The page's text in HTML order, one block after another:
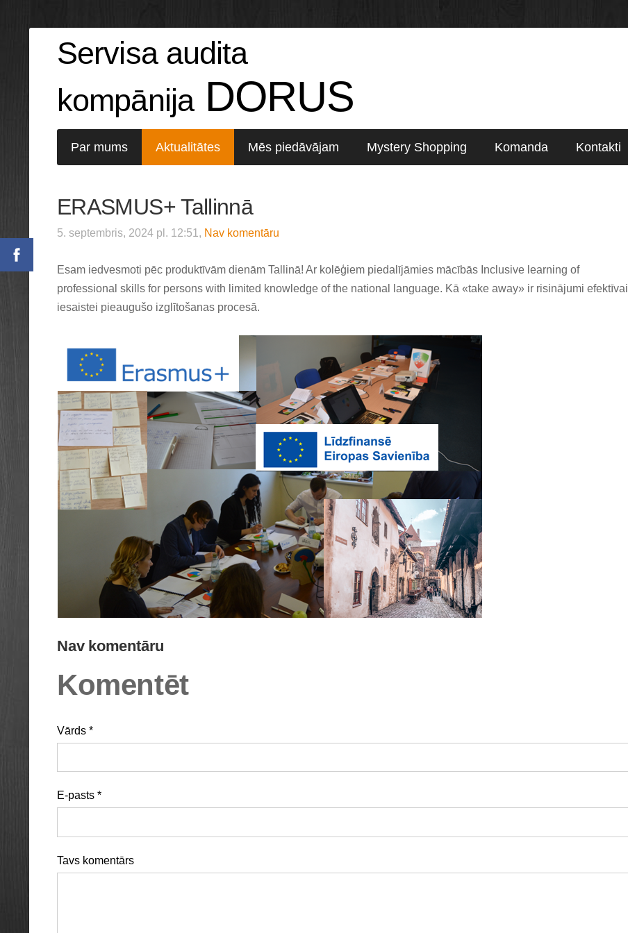
Servisa audita
kompānijaDORUS
Par mums Aktualitātes Mēs piedāvājam Mystery Shopping Komanda Kontakti
ERASMUS+ Tallinnā
5. septembris, 2024 pl. 12:51, Nav komentāru
Esam iedvesmoti pēc produktīvām dienām Tallinā! Ar kolēģiem piedalījāmies mācībās Inclusive learning of
professional skills for persons with limited knowledge of the national language. Kā «take away» ir risinājumi efektīvai
iesaistei pieaugušo izglītošanas procesā.
Nav komentāru
Komentēt
Vārds *
E-pasts *
Tavs komentārs